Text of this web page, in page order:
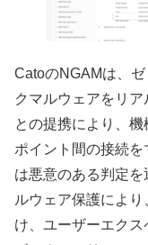
CatoのNGAMは、
クマルウェアをリ
との提携により、
ポイント間の接続
は悪意のある判定
ルウェア保護によ
け、ユーザーエク